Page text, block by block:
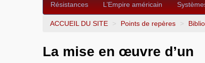
Résistances L’Empire américain
ACCUEIL DU SITE > Points de repères >
La mise en œuvre d’un